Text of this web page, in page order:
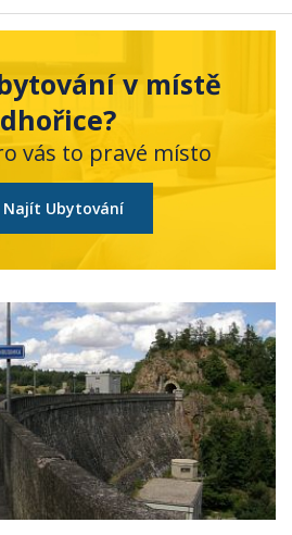
v místě
vás to pravé místo
Najít Ubytování